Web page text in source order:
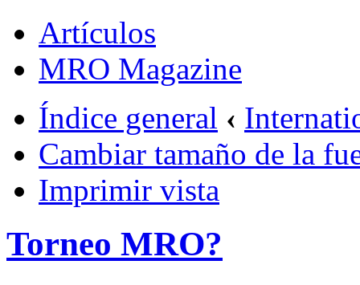
Artículos
MRO Magazine
Índice general ‹
Cambiar tamaño de la
Imprimir vista
Torneo MRO?